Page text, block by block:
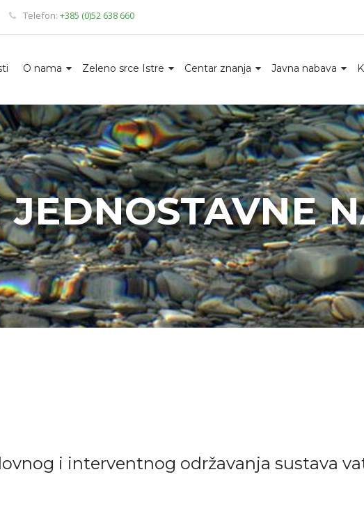
Telefon: +385 (0)52 638 660
O nama Zeleno srce Istre Centar znanja Javna nabava
JEDNOSTAVNE
i interventnog održavanja sustava